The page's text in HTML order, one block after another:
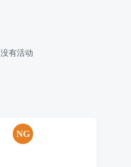
没有活动
NG